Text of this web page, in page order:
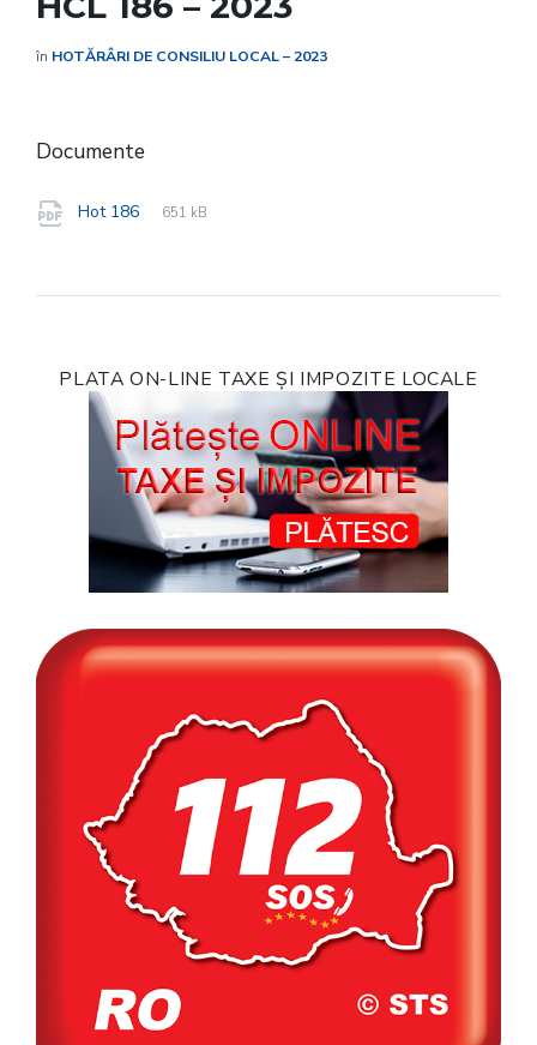
în HOTĂRÂRI DE CONSILIU LOCAL – 2023
Documente
Hot 186
File
pdf
File
651 kB
PLATA ON-LINE TAXE ȘI IMPOZITE LOCALE